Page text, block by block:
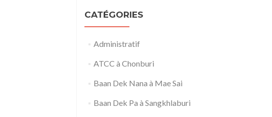
CATÉGORIES
Administratif
ATCC à Chonburi
Baan Dek Nana à Mae Sai
Baan Dek Pa à Sangkhlaburi